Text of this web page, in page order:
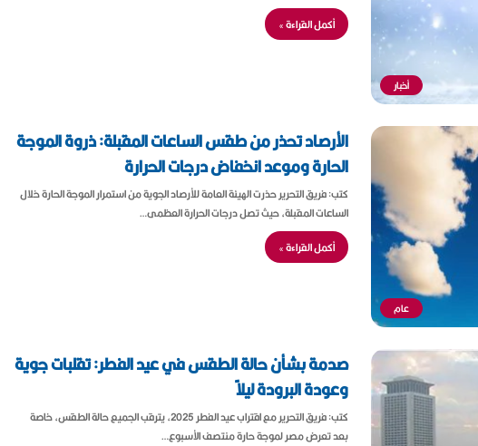
أخبار
أكمل القراءة »
عام
الأرصاد تحذر من طقس الساعات المقبلة: ذروة الموجة
الحارة وموعد انخفاض درجات الحرارة
كتب: فريق التحرير حذرت الهيئة العامة للأرصاد الجوية من استمرار الموجة الحارة خلال
الساعات المقبلة، حيث تصل درجات الحرارة العظمى…
أكمل القراءة »
صدمة بشأن حالة الطقس في عيد الفطر: تقلبات جوية
وعودة البرودة ليلاً
كتب: فريق التحرير مع اقتراب عيد الفطر 2025، يترقب الجميع حالة الطقس، خاصة
بعد تعرض مصر لموجة حارة منتصف الأسبوع…